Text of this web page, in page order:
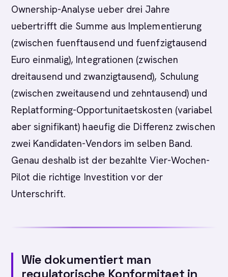
Ownership-Analyse ueber drei Jahre
uebertrifft die Summe aus Implementierung
(zwischen fuenftausend und fuenfzigtausend
Euro einmalig), Integrationen (zwischen
dreitausend und zwanzigtausend), Schulung
(zwischen zweitausend und zehntausend) und
Replatforming-Opportunitaetskosten (variabel
aber signifikant) haeufig die Differenz zwischen
zwei Kandidaten-Vendors im selben Band.
Genau deshalb ist der bezahlte Vier-Wochen-
Pilot die richtige Investition vor der
Unterschrift.
Wie dokumentiert man
regulatorische Konformitaet in